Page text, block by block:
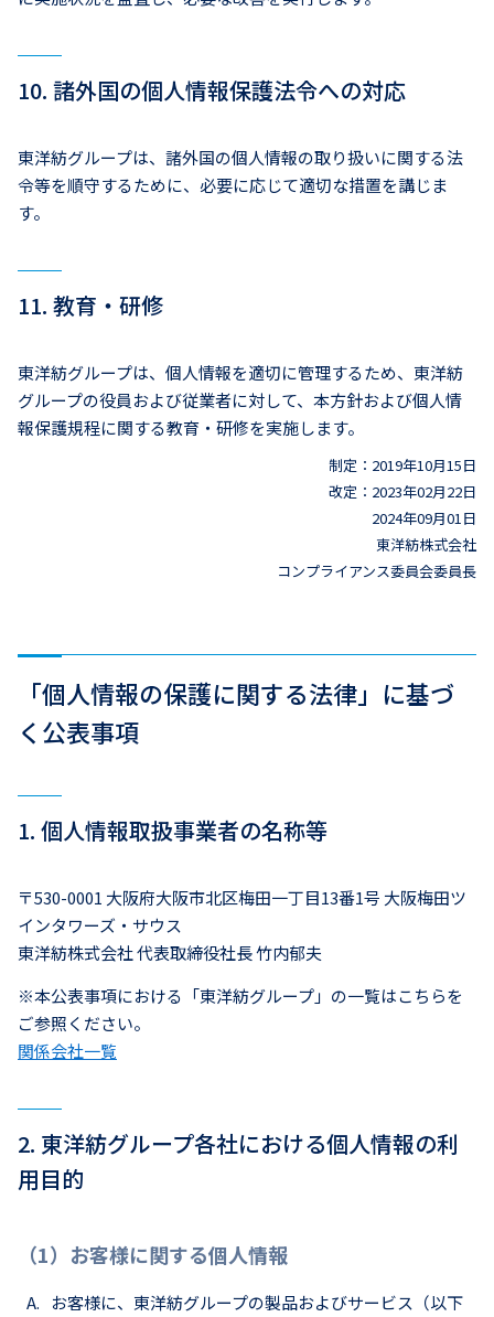
10. 諸外国の個人情報保護法令への対応
東洋紡グループは、諸外国の個人情報の取り扱いに関する法
令等を順守するために、必要に応じて適切な措置を講じま
す。
11. 教育・研修
東洋紡グループは、個人情報を適切に管理するため、東洋紡
グループの役員および従業者に対して、本方針および個人情
報保護規程に関する教育・研修を実施します。
制定：2019年10月15日
改定：2023年02月22日
2024年09月01日
東洋紡株式会社
コンプライアンス委員会委員長
「個人情報の保護に関する法律」に基づ
く公表事項
1. 個人情報取扱事業者の名称等
〒530-0001 大阪府大阪市北区梅田一丁目13番1号 大阪梅田ツ
インタワーズ・サウス
東洋紡株式会社 代表取締役社長 竹内郁夫
※本公表事項における「東洋紡グループ」の一覧はこちらを
ご参照ください。
関係会社一覧
2. 東洋紡グループ各社における個人情報の利
用目的
（1）お客様に関する個人情報
お客様に、東洋紡グループの製品およびサービス（以下